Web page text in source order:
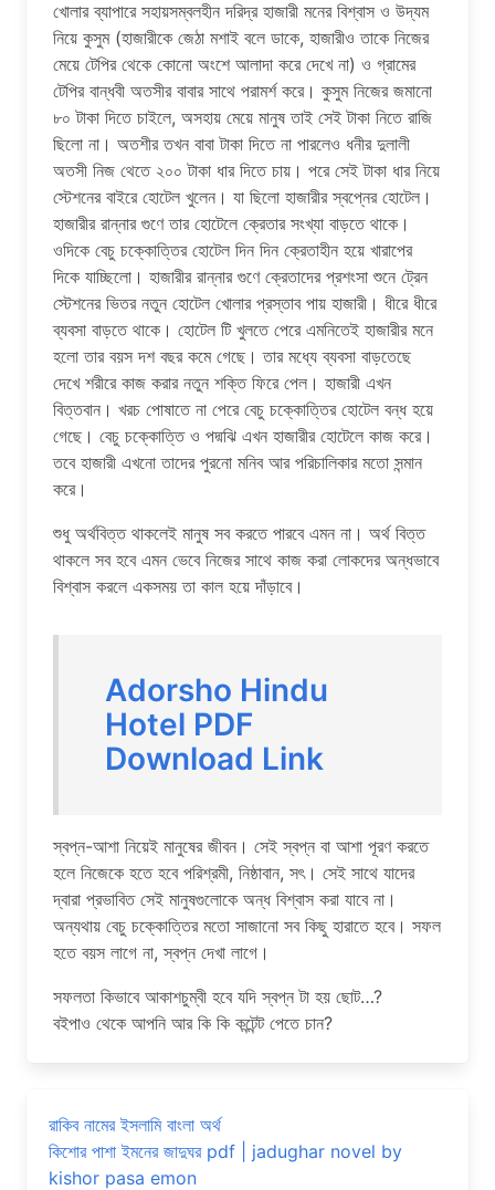
খোলার ব্যাপারে সহায়সম্বলহীন দরিদ্র হাজারী মনের বিশ্বাস ও উদ্যম
নিয়ে কুসুম (হাজারীকে জেঠা মশাই বলে ডাকে, হাজারীও তাকে নিজের
মেয়ে টেপির থেকে কোনো অংশে আলাদা করে দেখে না) ও গ্রামের
টেপির বান্ধবী অতসীর বাবার সাথে পরামর্শ করে। কুসুম নিজের জমানো
৮০ টাকা দিতে চাইলে, অসহায় মেয়ে মানুষ তাই সেই টাকা নিতে রাজি
ছিলো না। অতশীর তখন বাবা টাকা দিতে না পারলেও ধনীর দুলালী
অতসী নিজ থেতে ২০০ টাকা ধার দিতে চায়। পরে সেই টাকা ধার নিয়ে
স্টেশনের বাইরে হোটেল খুলেন। যা ছিলো হাজারীর স্বপ্নের হোটেল।
হাজারীর রান্নার গুণে তার হোটেলে ক্রেতার সংখ্যা বাড়তে থাকে।
ওদিকে বেচু চক্কোত্তির হোটেল দিন দিন ক্রেতাহীন হয়ে খারাপের
দিকে যাচ্ছিলো। হাজারীর রান্নার গুণে ক্রেতাদের প্রশংসা শুনে ট্রেন
স্টেশনের ভিতর নতুন হোটেল খোলার প্রস্তাব পায় হাজারী। ধীরে ধীরে
ব্যবসা বাড়তে থাকে। হোটেল টি খুলতে পেরে এমনিতেই হাজারীর মনে
হলো তার বয়স দশ বছর কমে গেছে। তার মধ্যে ব্যবসা বাড়তেছে
দেখে শরীরে কাজ করার নতুন শক্তি ফিরে পেল। হাজারী এখন
বিত্তবান। খরচ পোষাতে না পেরে বেচু চক্কোত্তির হোটেল বন্ধ হয়ে
গেছে। বেচু চক্কোত্তি ও পদ্মঝি এখন হাজারীর হোটেলে কাজ করে।
তবে হাজারী এখনো তাদের পুরনো মনিব আর পরিচালিকার মতো সন্মান
করে।
শুধু অর্থবিত্ত থাকলেই মানুষ সব করতে পারবে এমন না। অর্থ বিত্ত
থাকলে সব হবে এমন ভেবে নিজের সাথে কাজ করা লোকদের অন্ধভাবে
বিশ্বাস করলে একসময় তা কাল হয়ে দাঁড়াবে।
Adorsho Hindu
Hotel PDF
Download Link
স্বপ্ন-আশা নিয়েই মানুষের জীবন। সেই স্বপ্ন বা আশা পূরণ করতে
হলে নিজেকে হতে হবে পরিশ্রমী, নিষ্ঠাবান, সৎ। সেই সাথে যাদের
দ্বারা প্রভাবিত সেই মানুষগুলোকে অন্ধ বিশ্বাস করা যাবে না।
অন্যথায় বেচু চক্কোত্তির মতো সাজানো সব কিছু হারাতে হবে। সফল
হতে বয়স লাগে না, স্বপ্ন দেখা লাগে।
সফলতা কিভাবে আকাশচুম্বী হবে যদি স্বপ্ন টা হয় ছোট…?
বইপাও থেকে আপনি আর কি কি কন্টেন্ট পেতে চান?
রাকিব নামের ইসলামি বাংলা অর্থ
কিশোর পাশা ইমনের জাদুঘর pdf | jadughar novel by
kishor pasa emon